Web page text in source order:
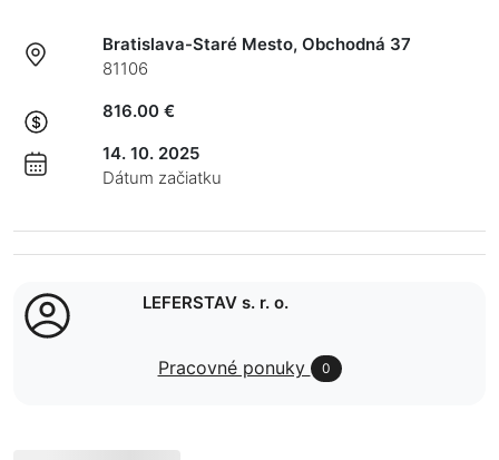
Bratislava-Staré Mesto, Obchodná 37
81106
816.00 €
14. 10. 2025
Dátum začiatku
LEFERSTAV s. r. o.
Pracovné ponuky 0